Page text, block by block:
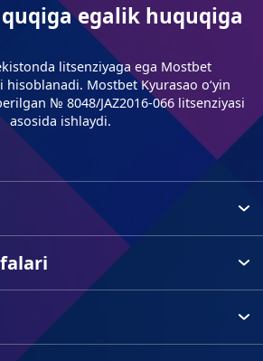
egalik huquqiga
litsenziyaga ega Mostbet
hisoblanadi. Mostbet Kyurasao oʻyin
№ 8048/JAZ2016-066 litsenziyasi
asosida ishlaydi.